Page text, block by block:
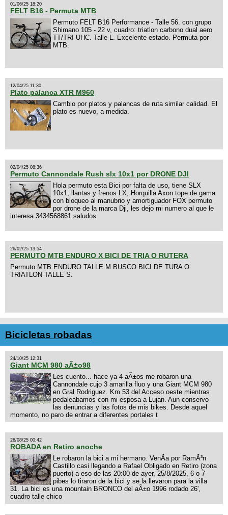
01/06/25 18:20
FELT B16 - Permuta MTB
Permuto FELT B16 Performance - Talle 56. con grupo
Shimano 105 - 22 v, cuadro: triatlon carbono dual aero
TT/TRI UHC. Talle L. Excelente estado. Permuta por
MTB.
12/04/25 11:30
Plato palanca XTR M960
Cambio por platos y palancas de ruta similar calidad. El
plato es nuevo, a medida.
02/04/25 08:36
Permuto Cannondale Rush slx 10x1 por DRONE DJI
Hola permuto esta Bici por falta de uso, tiene SLX
10x1, llantas y frenos LX, Horquilla Axon tope de gama
con bloqueo al manubrio y amortiguador FOX permuto
por drone de la marca Dji, les dejo mi numero al que le
interesa 3434568861 saludos
26/02/25 13:54
PERMUTO MTB ENDURO X BICI DE TRIA O RUTERA
Permuto MTB ENDURO TALLE M BUSCO BICI DE TURA O
TRIATLON TALLE S.
Bicicletas robadas
24/10/25 12:31
Giant MCM 980 aÃ±o98
Les cuento... hace ya 4 aÃ±os me robaron una
Cannondale cujo 3 amarilla fluo y una Giant MCM 980
en Gral Rodriguez. Km 53 del Acceso oeste mientras
pedaleabamos con mi esposa a Lujan. Aun conservo
las denuncias y las fotos de mis bikes. Desde aquel
momento, no paro de entrar a diferentes portales t
26/08/25 00:42
ROBADA en Retiro anoche
Le robaron la bici a mi hermano. VenÃ­a por RamÃ³n
Castillo casi llegando a Rafael Obligado en Retiro (zona
puerto) a eso de las 20:00 de ayer, 25/8/2025, 6 o 7
pibes lo tiraron de la bici y se la llevaron para la villa
31. La bici es una mountain BRONCO del aÃ±o 1996 rodado 26',
cuadro talle chico